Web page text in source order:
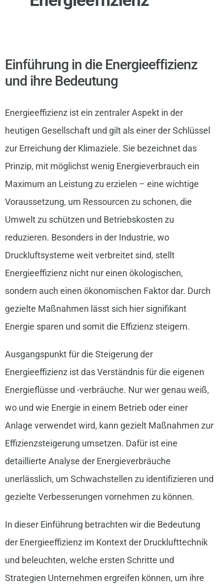
Einführung in die Energieeffizienz
und ihre Bedeutung
Energieeffizienz ist ein zentraler Aspekt in der
heutigen Gesellschaft und gilt als einer der Schlüssel
zur Erreichung der Klimaziele. Sie bezeichnet das
Prinzip, mit möglichst wenig Energieverbrauch ein
Maximum an Leistung zu erzielen – eine wichtige
Voraussetzung, um Ressourcen zu schonen, die
Umwelt zu schützen und Betriebskosten zu
reduzieren. Besonders in der Industrie, wo
Druckluftsysteme weit verbreitet sind, stellt
Energieeffizienz nicht nur einen ökologischen,
sondern auch einen ökonomischen Faktor dar. Durch
gezielte Maßnahmen lässt sich hier signifikant
Energie sparen und somit die Effizienz steigern.
Ausgangspunkt für die Steigerung der
Energieeffizienz ist das Verständnis für die eigenen
Energieflüsse und -verbräuche. Nur wer genau weiß,
wo und wie Energie in einem Betrieb oder einer
Anlage verwendet wird, kann gezielt Maßnahmen zur
Effizienzsteigerung umsetzen. Dafür ist eine
detaillierte Analyse der Energieverbräuche
unerlässlich, um Schwachstellen zu identifizieren und
gezielte Verbesserungen vornehmen zu können.
In dieser Einführung betrachten wir die Bedeutung
der Energieeffizienz im Kontext der Drucklufttechnik
und beleuchten, welche ersten Schritte und
Strategien Unternehmen ergreifen können, um ihre